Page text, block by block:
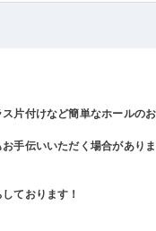
片付けなど簡単なホールの
手伝いいただく場合があり
ております！